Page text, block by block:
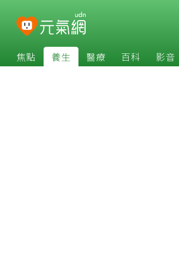
焦點 養生 醫療 百科 影音